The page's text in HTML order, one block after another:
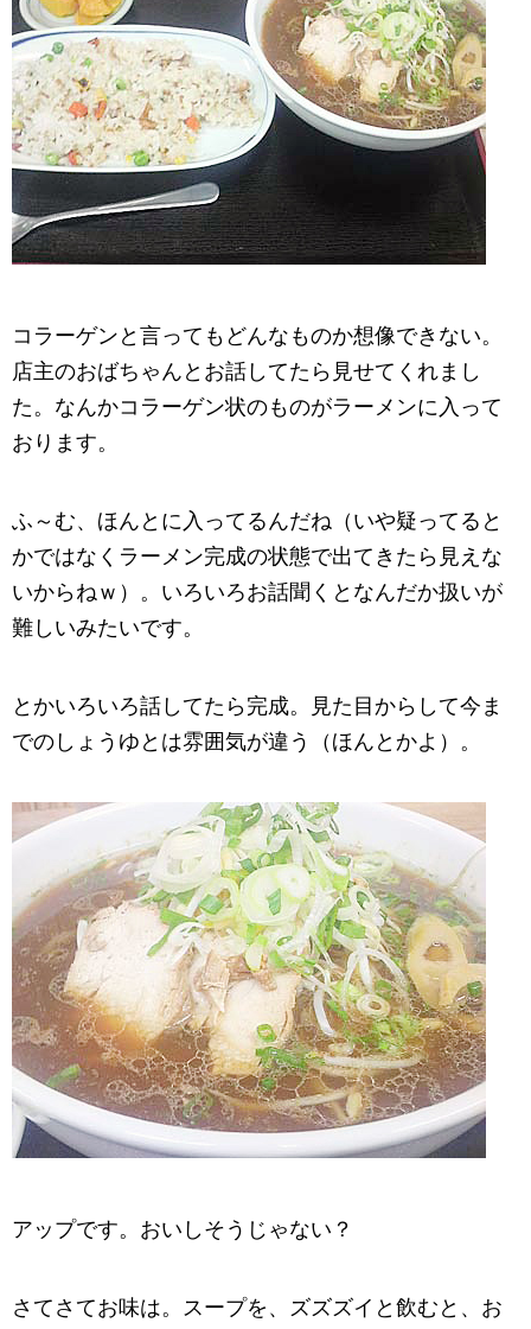
コラーゲンと言ってもどんなものか想像できない。
店主のおばちゃんとお話してたら見せてくれまし
た。なんかコラーゲン状のものがラーメンに入って
おります。
ふ～む、ほんとに入ってるんだね（いや疑ってると
かではなくラーメン完成の状態で出てきたら見えな
いからねｗ）。いろいろお話聞くとなんだか扱いが
難しいみたいです。
とかいろいろ話してたら完成。見た目からして今ま
でのしょうゆとは雰囲気が違う（ほんとかよ）。
アップです。おいしそうじゃない？
さてさてお味は。スープを、ズズズイと飲むと、お